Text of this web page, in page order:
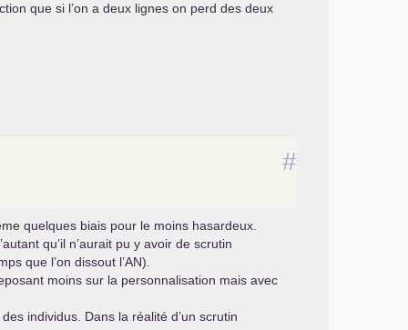
que si l’on a deux lignes on perd des deux
#
quelques biais pour le moins hasardeux.
qu’il n’aurait pu y avoir de scrutin
que l’on dissout l’AN).
moins sur la personnalisation mais avec
individus. Dans la réalité d’un scrutin